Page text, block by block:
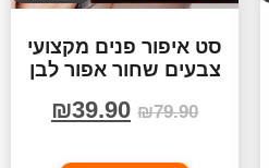
סט איפור פנים מקצועי
צבעים שחור אפור לבן
₪79.90
₪39.90